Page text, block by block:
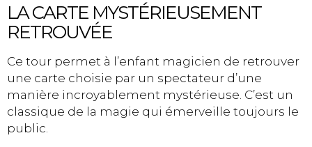
LA CARTE MYSTÉRIEUSEMENT
RETROUVÉE
Ce tour permet à l’enfant magicien de retrouver
une carte choisie par un spectateur d’une
manière incroyablement mystérieuse. C’est un
classique de la magie qui émerveille toujours le
public.